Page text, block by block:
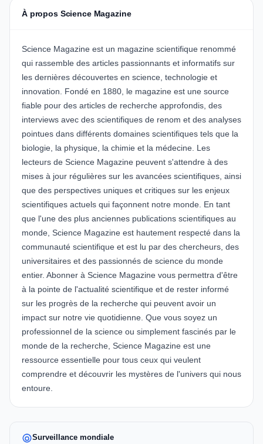
À propos Science Magazine
Science Magazine est un magazine scientifique renommé
qui rassemble des articles passionnants et informatifs sur
les dernières découvertes en science, technologie et
innovation. Fondé en 1880, le magazine est une source
fiable pour des articles de recherche approfondis, des
interviews avec des scientifiques de renom et des analyses
pointues dans différents domaines scientifiques tels que la
biologie, la physique, la chimie et la médecine. Les
lecteurs de Science Magazine peuvent s'attendre à des
mises à jour régulières sur les avancées scientifiques, ainsi
que des perspectives uniques et critiques sur les enjeux
scientifiques actuels qui façonnent notre monde. En tant
que l'une des plus anciennes publications scientifiques au
monde, Science Magazine est hautement respecté dans la
communauté scientifique et est lu par des chercheurs, des
universitaires et des passionnés de science du monde
entier. Abonner à Science Magazine vous permettra d'être
à la pointe de l'actualité scientifique et de rester informé
sur les progrès de la recherche qui peuvent avoir un
impact sur notre vie quotidienne. Que vous soyez un
professionnel de la science ou simplement fascinés par le
monde de la recherche, Science Magazine est une
ressource essentielle pour tous ceux qui veulent
comprendre et découvrir les mystères de l'univers qui nous
entoure.
Surveillance mondiale